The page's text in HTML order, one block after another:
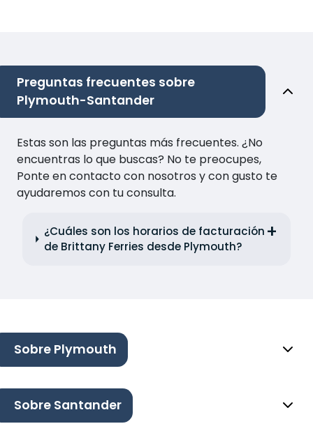
Preguntas frecuentes sobre
Plymouth-Santander
Estas son las preguntas más frecuentes. ¿No
encuentras lo que buscas? No te preocupes,
Ponte en contacto con nosotros y con gusto te
ayudaremos con tu consulta.
¿Cuáles son los horarios de facturación
de Brittany Ferries desde Plymouth?
Sobre Plymouth
Sobre Santander